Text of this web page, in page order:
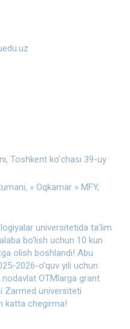
Toshkent ko’chasi 39-uy
» Oqkamar » MFY,
universitetida ta’lim
bo‘lish uchun 10 kun
olish boshlandi! Abu
2026-o’quv yili uchun
nodavlat OTMlarga grant
Zarmed universiteti
katta chegirma!